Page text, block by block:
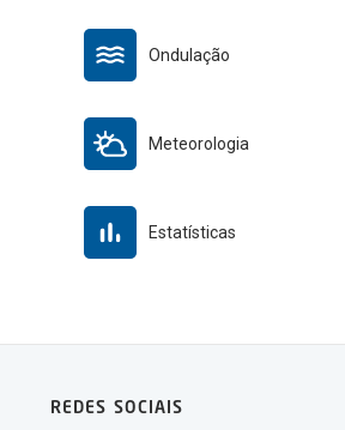
Ondulação
Meteorologia
Estatísticas
REDES SOCIAIS